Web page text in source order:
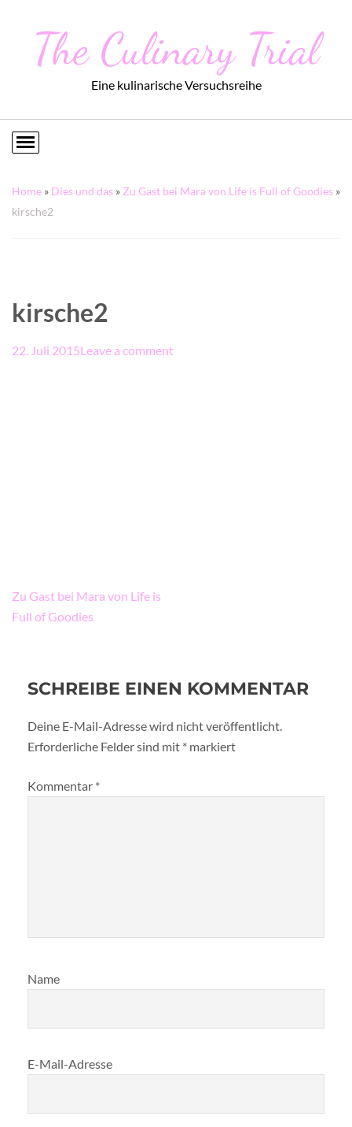
The Culinary Trial
Eine kulinarische Versuchsreihe
Home » Dies und das » Zu Gast bei Mara von Life is Full of Goodies »
kirsche2
kirsche2
22. Juli 2015Leave a comment
Beitragsnavigation
Zu Gast bei Mara von Life is
Full of Goodies
SCHREIBE EINEN KOMMENTAR
Deine E-Mail-Adresse wird nicht veröffentlicht.
Erforderliche Felder sind mit * markiert
Kommentar *
Name
E-Mail-Adresse